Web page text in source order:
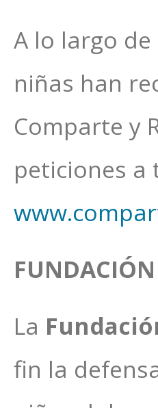
A lo largo
niñas han
Comparte y
peticiones a
La
fin la